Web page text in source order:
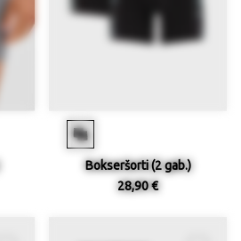
Bokseršorti (2 gab.)
28,90 €